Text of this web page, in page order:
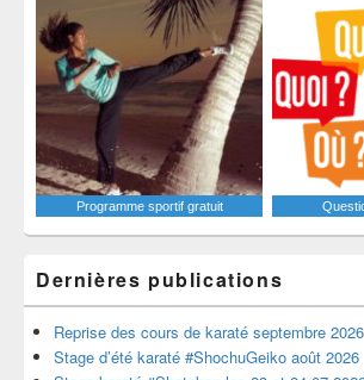
Programme sportif gratuit
Dernières publications
Reprise des cours de karaté septembre 2026
Stage d’été karaté #ShochuGeiko août 2026